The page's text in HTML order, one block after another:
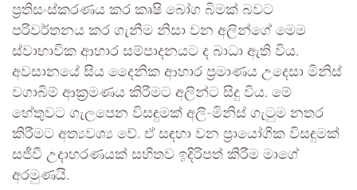
ප්‍රතිසංස්කරණය කර කෘෂි බෝග බිමක් බවට
පරිවර්තනය කර ගැනීම නිසා වන අලින්ගේ මෙම
ස්වාභාවික ආහාර සම්පාදනයට ද බාධා ඇති විය.
අවසානයේ සිය දෛනික ආහාර ප්‍රමාණය උදෙසා මිනිස්
වගාබිම් ආක්‍රමණය කිරීමට අලින්ට සිදු විය. මේ
හේතුවට ගැලපෙන විසඳුමක් අලි-මිනිස් ගැටුම නතර
කිරීමට අත්‍යවශ්‍ය වේ. ඒ සඳහා වන ප්‍රායෝගික විසඳුමක්
සජීවී උදාහරණයක් සහිතව ඉදිරිපත් කිරීම මාගේ
අරමුණයි.